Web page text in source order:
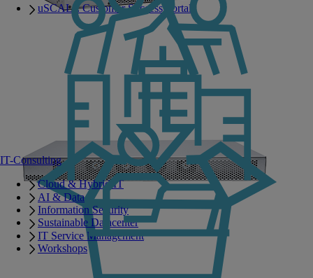
uSCALE Customer Success Portal
IT-Consulting
Cloud & Hybrid IT
AI & Data
Information Security
Sustainable Datacenter
IT Service Management
Workshops